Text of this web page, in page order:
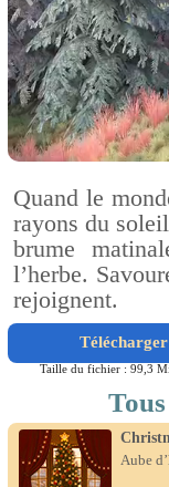
Quand le
rayons du
brume
l’herbe.
rejoignent.
Taille du fichier : 99,3
Aube